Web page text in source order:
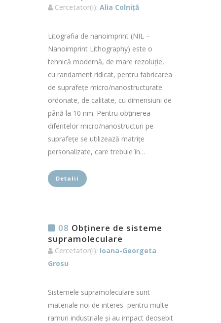
Cercetator(i): Alia Colniță
Litografia de nanoimprint (NIL –
Nanoimprint Lithography) este o
tehnică modernă, de mare rezoluție,
cu randament ridicat, pentru fabricarea
de suprafețe micro/nanostructurate
ordonate, de calitate, cu dimensiuni de
până la 10 nm. Pentru obținerea
diferitelor micro/nanostructuri pe
suprafețe se utilizează matrițe
personalizate, care trebuie în…
Detalii
08 Obținere de sisteme
supramoleculare
Cercetator(i): Ioana-Georgeta
Grosu
Sistemele supramoleculare sunt
materiale noi de interes pentru multe
ramuri industriale și au impact deosebit